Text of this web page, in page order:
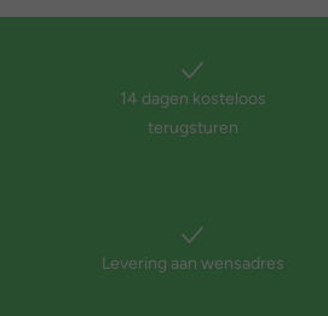
14 dagen kosteloos
terugsturen
Levering aan wensadres